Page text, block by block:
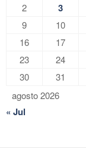
agosto 2026
2 3
9
10
16
17
23
24
30
31
« Jul